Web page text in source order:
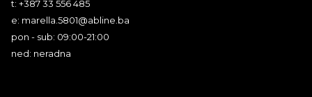
t: +387 33 556 485
e: marella.5801@abline.ba
pon - sub: 09:00-21:00
ned: neradna